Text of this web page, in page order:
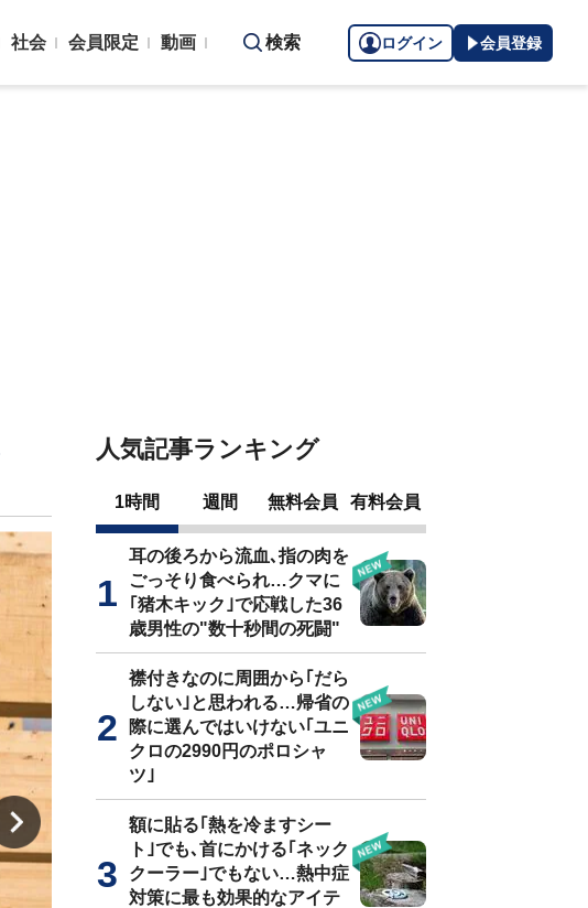
社会 会員限定 動画 検索 ログイン 会員登録
人気記事ランキング
1時間 週間 無料会員 有料会員
耳の後ろから流血､指の肉を
ごっそり食べられ…クマに
｢猪木キック｣で応戦した36
歳男性の"数十秒間の死闘"
襟付きなのに周囲から｢だら
しない｣と思われる…帰省の
際に選んではいけない｢ユニ
クロの2990円のポロシャ
ツ｣
額に貼る｢熱を冷ますシー
ト｣でも､首にかける｢ネック
クーラー｣でもない…熱中症
対策に最も効果的なアイテ